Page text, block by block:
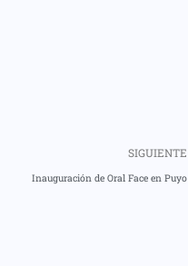
SIGUIENTE
Inauguración de Oral Face en Puyo